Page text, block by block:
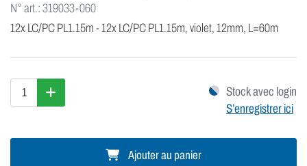
N° art.: 319033-060
12x LC/PC PL1.15m - 12x LC/PC PL1.15m, violet, 12mm, L=60m
Stock avec login
S’enregistrer ici
Ajouter au panier